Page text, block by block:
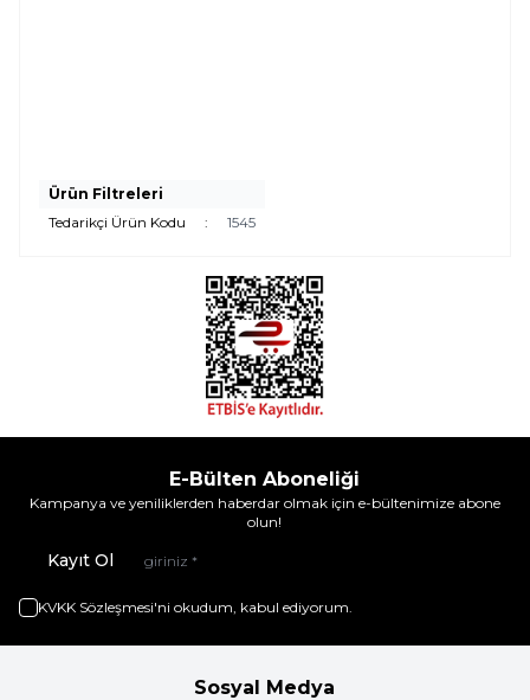
Ürün Filtreleri
Tedarikçi Ürün Kodu
: 1545
E-Bülten Aboneliği
Kampanya ve yeniliklerden haberdar olmak için e-bültenimize abone
olun!
Kayıt Ol
KVKK Sözleşmesi'ni okudum, kabul ediyorum.
Sosyal Medya